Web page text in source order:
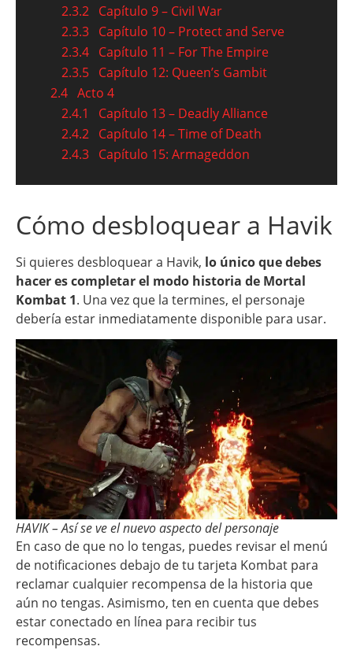
2.3.2 Capítulo 9 – Civil War
2.3.3 Capítulo 10 – Protect and Serve
2.3.4 Capítulo 11 – For The Empire
2.3.5 Capítulo 12: Queen’s Gambit
2.4 Acto 4
2.4.1
Capítulo 13 – Deadly Alliance
2.4.2 Capítulo 14 – Time of Death
2.4.3 Capítulo 15: Armageddon
Cómo desbloquear a Havik
Si quieres desbloquear a Havik, lo único que debes
hacer es completar el modo historia de Mortal
Kombat 1. Una vez que la termines, el personaje
debería estar inmediatamente disponible para usar.
HAVIK – Así se ve el nuevo aspecto del personaje
En caso de que no lo tengas, puedes revisar el menú
de notificaciones debajo de tu tarjeta Kombat para
reclamar cualquier recompensa de la historia que
aún no tengas. Asimismo, ten en cuenta que debes
estar conectado en línea para recibir tus
recompensas.